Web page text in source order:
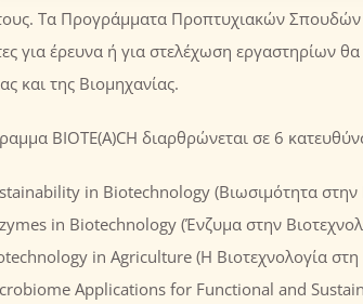
Τα Προγράμματα Προπτυχιακών Σπουδών
για έρευνα ή για στελέχωση εργαστηρίων
και της Βιομηχανίας.
ΒΙΟΤΕ(Α)CH διαρθρώνεται σε 6
in Biotechnology (Βιωσιμότητα στην
in Biotechnology (Ένζυμα στην
in Agriculture (Η Βιοτεχνολογία στη
Αpplications for Functional and